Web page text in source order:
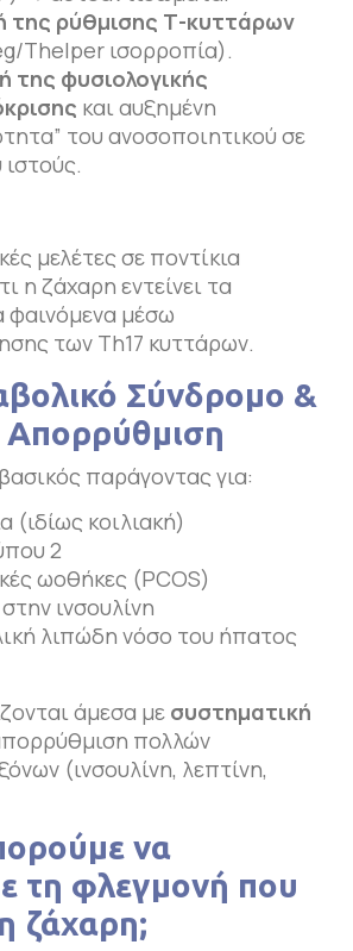
της ρύθμισης Τ-κυττάρων
Thelper ισορροπία).
της φυσιολογικής
και αυξημένη
του ανοσοποιητικού σε
μελέτες σε ποντίκια
η ζάχαρη εντείνει τα
φαινόμενα μέσω
των Th17 κυττάρων.
Σύνδρομο &
παράγοντας για:
(ιδίως κοιλιακή)
2
ωοθήκες (PCOS)
ινσουλίνη
λιπώδη νόσο του ήπατος
άμεσα με συστηματική
πολλών
(ινσουλίνη, λεπτίνη,
να
τη φλεγμονή που
ζάχαρη;